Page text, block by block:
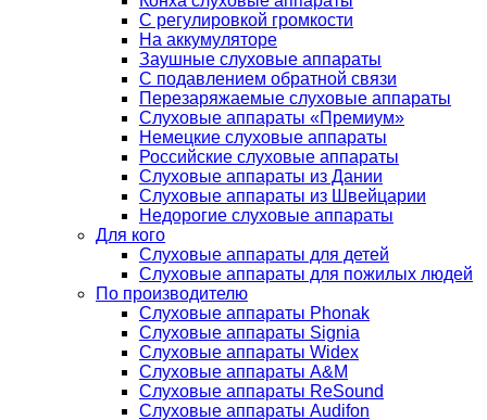
С регулировкой громкости
На аккумуляторе
Заушные слуховые аппараты
C подавлением обратной связи
Перезаряжаемые слуховые аппараты
Слуховые аппараты «Премиум»
Немецкие слуховые аппараты
Российские слуховые аппараты
Слуховые аппараты из Дании
Слуховые аппараты из Швейцарии
Недорогие слуховые аппараты
Для кого
Слуховые аппараты для детей
Слуховые аппараты для пожилых людей
По производителю
Слуховые аппараты Phonak
Слуховые аппараты Signia
Слуховые аппараты Widex
Слуховые аппараты A&M
Слуховые аппараты ReSound
Слуховые аппараты Audifon